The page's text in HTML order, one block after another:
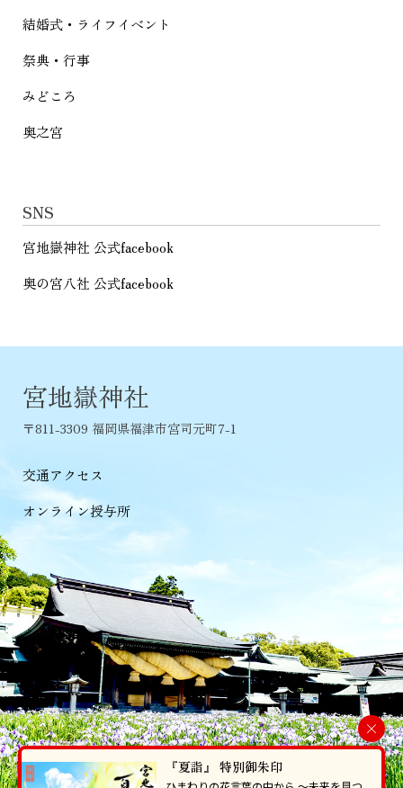
結婚式・ライフイベント
祭典・行事
みどころ
奥之宮
SNS
宮地嶽神社 公式facebook
奥の宮八社 公式facebook
宮地嶽神社
〒811-3309 福岡県福津市宮司元町7-1
交通アクセス
オンライン授与所
×
『夏詣』 特別御朱印